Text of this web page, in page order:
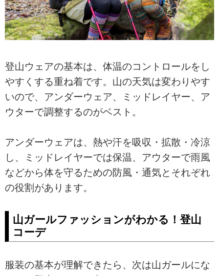
登山ウェアの基本は、体温のコントロールをし
やすくする重ね着です。山の天気は変わりやす
いので、アンダーウェア、ミッドレイヤー、ア
ウターで調整するのがベスト。
アンダーウェアは、熱や汗を吸収・拡散・冷涼
し、ミッドレイヤーでは保温、アウターで雨風
などから体を守るための防風・通気とそれぞれ
の役割があります。
山ガールファッションがわかる！登山
コーデ
服装の基本が理解できたら、次は山ガールにな